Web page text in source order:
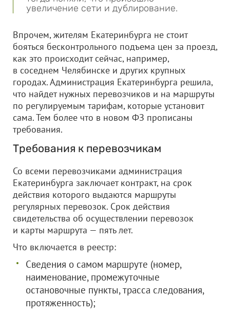
увеличение сети и дублирование.
Впрочем, жителям Екатеринбурга не стоит
бояться бесконтрольного подъема цен за проезд,
как это происходит сейчас, например,
в соседнем Челябинске и других крупных
городах. Администрация Екатеринбурга решила,
что найдет нужных перевозчиков и на маршруты
по регулируемым тарифам, которые установит
сама. Тем более что в новом ФЗ прописаны
требования.
Требования к перевозчикам
Со всеми перевозчиками администрация
Екатеринбурга заключает контракт, на срок
действия которого выдаются маршруты
регулярных перевозок. Срок действия
свидетельства об осуществлении перевозок
и карты маршрута — пять лет.
Что включается в реестр:
Сведения о самом маршруте (номер,
наименование, промежуточные
остановочные пункты, трасса следования,
протяженность);